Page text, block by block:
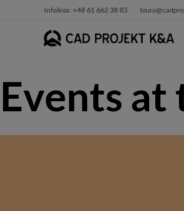
Infolinia: +48 61 662 38 83
Events